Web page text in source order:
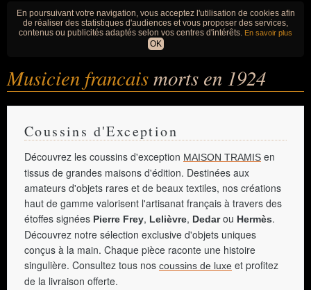
En poursuivant votre navigation, vous acceptez l'utilisation de cookies afin
de réaliser des statistiques d'audiences et vous proposer des services,
contenus ou publicités adaptés selon vos centres d'intérêts. En savoir plus
OK
Musicien francaismorts en 1924
Coussins d'Exception
Découvrez les coussins d'exception MAISON TRAMIS en
tissus de grandes maisons d'édition. Destinées aux
amateurs d'objets rares et de beaux textiles, nos créations
haut de gamme valorisent l'artisanat français à travers des
étoffes signées Pierre Frey, Lelièvre, Dedarou Hermès.
Découvrez notre sélection exclusive d'objets uniques
conçus à la main. Chaque pièce raconte une histoire
singulière. Consultez tous nos coussins de luxe et profitez
de la livraison offerte.